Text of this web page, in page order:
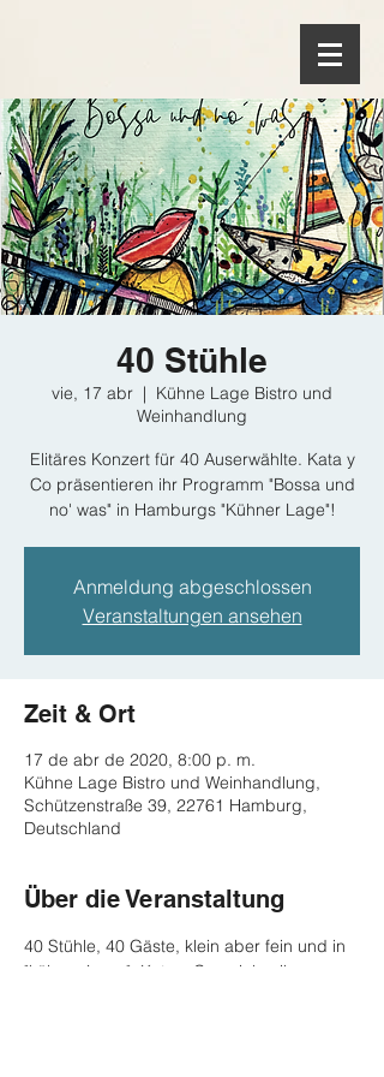
40 Stühle
vie, 17 abr
  |
Kühne Lage Bistro und
Weinhandlung
Elitäres Konzert für 40 Auserwählte. Kata y
Co präsentieren ihr Programm "Bossa und
no' was" in Hamburgs "Kühner Lage"!
Anmeldung abgeschlossen
Veranstaltungen ansehen
Zeit & Ort
17 de abr de 2020, 8:00 p. m.
Kühne Lage Bistro und Weinhandlung,
Schützenstraße 39, 22761 Hamburg,
Deutschland
Über die Veranstaltung
40 Stühle, 40 Gäste, klein aber fein und in
"kühner Lage". Kata y Co spielen ihr